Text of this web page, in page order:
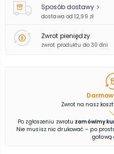
Sposób dostawy
dostawa od 12,99 zł
Zwrot pieniędzy
zwrot produktu do 30 dni
Zwrot na nasz
Po zgłoszeniu zwrotu zamówimy
Nie musisz nic drukować – po
gotową